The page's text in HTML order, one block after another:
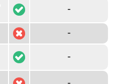
-
-
-